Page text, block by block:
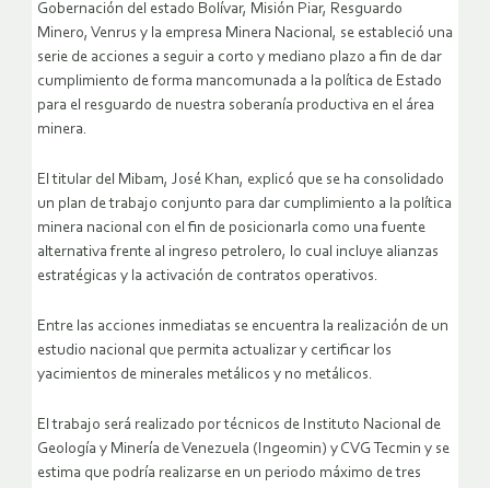
Gobernación del estado Bolívar, Misión Piar, Resguardo
Minero, Venrus y la empresa Minera Nacional, se estableció una
serie de acciones a seguir a corto y mediano plazo a fin de dar
cumplimiento de forma mancomunada a la política de Estado
para el resguardo de nuestra soberanía productiva en el área
minera.
El titular del Mibam, José Khan, explicó que se ha consolidado
un plan de trabajo conjunto para dar cumplimiento a la política
minera nacional con el fin de posicionarla como una fuente
alternativa frente al ingreso petrolero, lo cual incluye alianzas
estratégicas y la activación de contratos operativos.
Entre las acciones inmediatas se encuentra la realización de un
estudio nacional que permita actualizar y certificar los
yacimientos de minerales metálicos y no metálicos.
El trabajo será realizado por técnicos de Instituto Nacional de
Geología y Minería de Venezuela (Ingeomin) y CVG Tecmin y se
estima que podría realizarse en un periodo máximo de tres